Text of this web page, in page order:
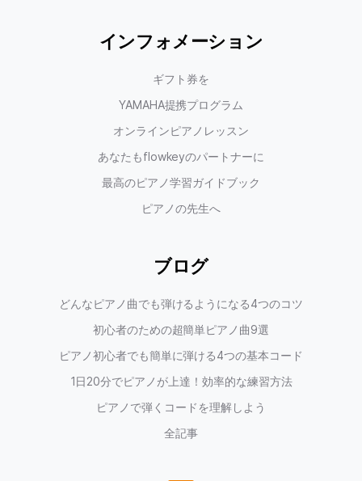
インフォメーション
ギフト券を
YAMAHA提携プログラム
オンラインピアノレッスン
あなたもflowkeyのパートナーに
最高のピアノ学習ガイドブック
ピアノの先生へ
ブログ
どんなピアノ曲でも弾けるようになる4つのコツ
初心者のための超簡単ピアノ曲9選
ピアノ初心者でも簡単に弾ける4つの基本コード
1日20分でピアノが上達！効率的な練習方法
ピアノで弾くコードを理解しよう
全記事